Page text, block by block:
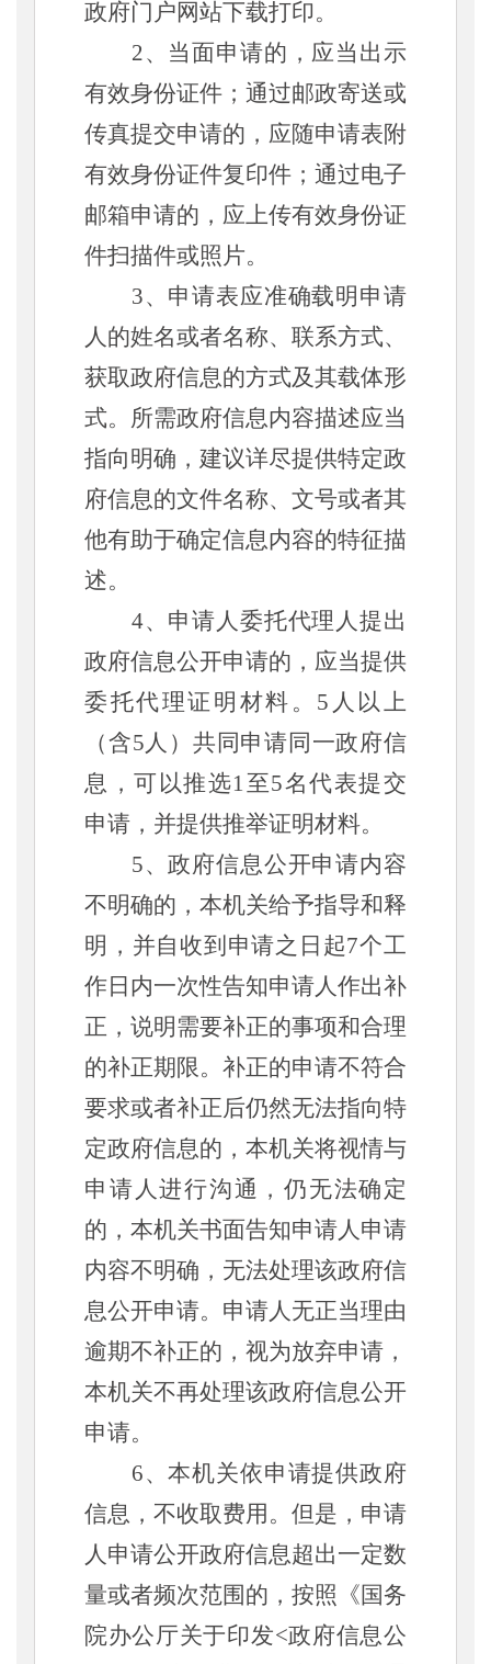
政府门户网站下载打印。
2、当面申请的，应当出示
有效身份证件；通过邮政寄送或
传真提交申请的，应随申请表附
有效身份证件复印件；通过电子
邮箱申请的，应上传有效身份证
件扫描件或照片。
3、申请表应准确载明申请
人的姓名或者名称、联系方式、
获取政府信息的方式及其载体形
式。所需政府信息内容描述应当
指向明确，建议详尽提供特定政
府信息的文件名称、文号或者其
他有助于确定信息内容的特征描
述。
4、申请人委托代理人提出
政府信息公开申请的，应当提供
委托代理证明材料。5人以上
（含5人）共同申请同一政府信
息，可以推选1至5名代表提交
申请，并提供推举证明材料。
5、政府信息公开申请内容
不明确的，本机关给予指导和释
明，并自收到申请之日起7个工
作日内一次性告知申请人作出补
正，说明需要补正的事项和合理
的补正期限。补正的申请不符合
要求或者补正后仍然无法指向特
定政府信息的，本机关将视情与
申请人进行沟通，仍无法确定
的，本机关书面告知申请人申请
内容不明确，无法处理该政府信
息公开申请。申请人无正当理由
逾期不补正的，视为放弃申请，
本机关不再处理该政府信息公开
申请。
6、本机关依申请提供政府
信息，不收取费用。但是，申请
人申请公开政府信息超出一定数
量或者频次范围的，按照《国务
院办公厅关于印发<政府信息公